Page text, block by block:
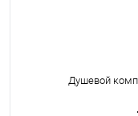
Душевой